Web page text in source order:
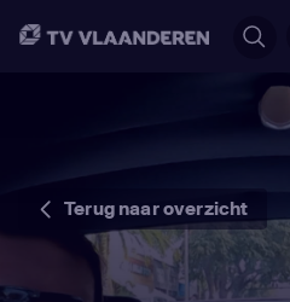
Terug naar overzicht